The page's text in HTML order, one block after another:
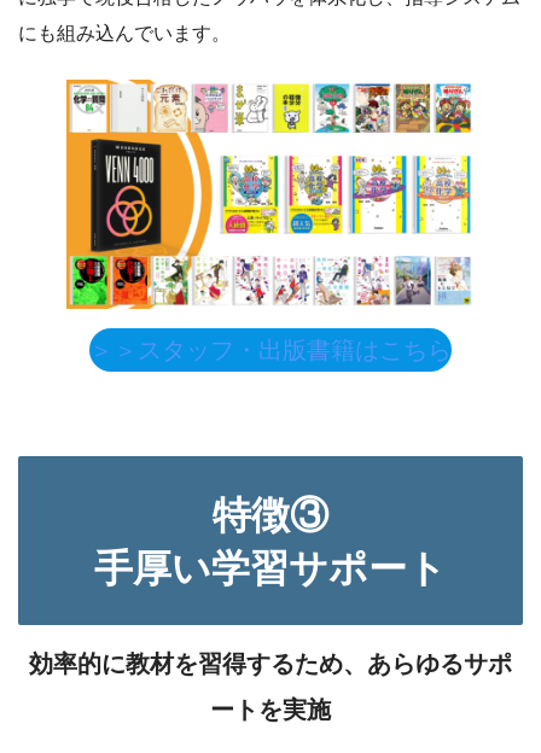
にも組み込んでいます。
＞＞スタッフ・出版書籍はこちら
特徴③
手厚い学習サポート
効率的に教材を習得するため、あらゆるサポ
ートを実施